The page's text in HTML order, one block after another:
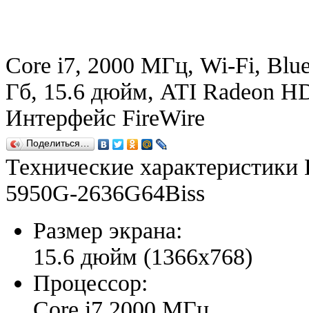
Core i7, 2000 МГц, Wi-Fi,
Гб, 15.6 дюйм, ATI Radeon
Интерфейс FireWire
Поделиться…
Технические
5950G-2636G64Biss
Размер экрана:
15.6 дюйм (1366x768)
Процессор: